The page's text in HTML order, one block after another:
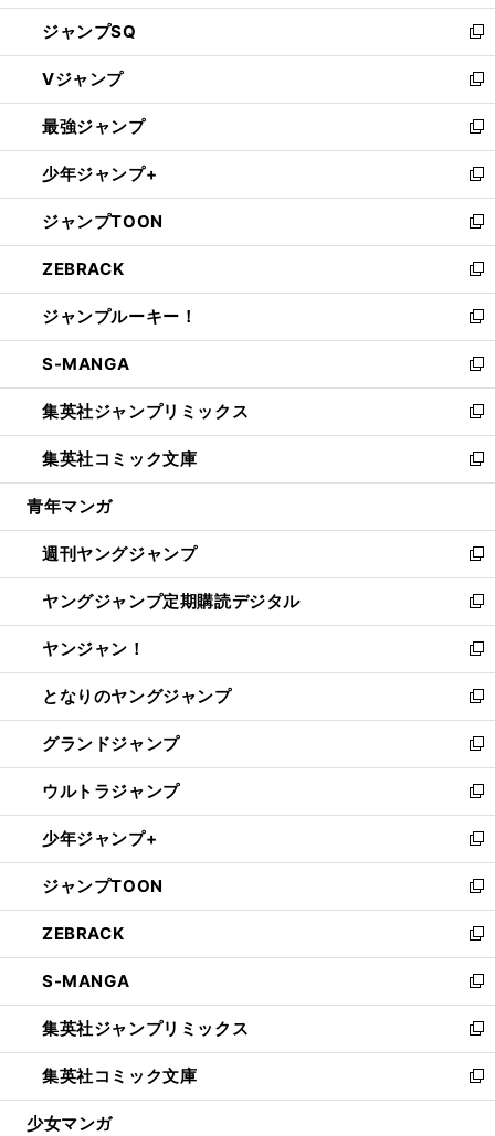
し
い
ウ
ィ
ン
ド
ウ
で
開
く
ジャンプSQ
新
し
い
ウ
ィ
ン
ド
ウ
で
開
く
Vジャンプ
新
し
い
ウ
ィ
ン
ド
ウ
で
開
く
最強ジャンプ
新
し
い
ウ
ィ
ン
ド
ウ
で
開
く
少年ジャンプ+
新
し
い
ウ
ィ
ン
ド
ウ
で
開
く
ジャンプTOON
新
し
い
ウ
ィ
ン
ド
ウ
で
開
く
ZEBRACK
新
し
い
ウ
ィ
ン
ド
ウ
で
開
ジャンプルーキー！
新
し
い
ウ
ィ
ン
ド
ウ
開
く
S-MANGA
新
し
い
ウ
ィ
ン
ウ
で
開
く
集英社ジャンプリミックス
新
し
い
ウ
ン
ド
ウ
で
開
く
集英社コミック文庫
新
し
ウ
ィ
ン
ド
ウ
で
開
く
青年マンガ
週刊ヤングジャンプ
新
し
い
ウ
ィ
ン
ド
ウ
で
開
く
ヤングジャンプ定期購読デジタル
新
し
い
ウ
ィ
ン
ド
ウ
で
開
く
ヤンジャン！
新
し
い
ウ
ィ
ン
ド
ウ
で
開
く
となりのヤングジャンプ
新
し
い
ウ
ィ
ン
ド
ウ
で
開
く
グランドジャンプ
新
し
い
ウ
ィ
ン
ド
ウ
で
開
く
ウルトラジャンプ
新
し
い
ウ
ィ
ン
ド
ウ
で
開
く
少年ジャンプ+
新
し
い
ウ
ィ
ン
ド
ウ
で
開
く
ジャンプTOON
新
し
い
ウ
ィ
ン
ド
ウ
で
開
ZEBRACK
新
し
い
ウ
ィ
ン
ド
ウ
S-MANGA
新
し
い
ウ
ィ
ン
集英社ジャンプリミックス
新
し
い
ウ
集英社コミック文庫
新
し
少女マンガ